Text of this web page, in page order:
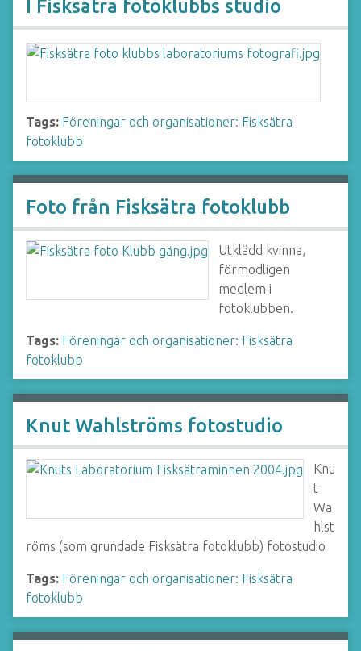
I Fisksätra fotoklubbs studio
Tags: Föreningar och organisationer: Fisksätra
fotoklubb
Foto från Fisksätra fotoklubb
Utklädd kvinna,
förmodligen
medlem i
fotoklubben.
Tags: Föreningar och organisationer: Fisksätra
fotoklubb
Knut Wahlströms fotostudio
Knu
t
Wa
hlst
röms (som grundade Fisksätra fotoklubb) fotostudio
Tags: Föreningar och organisationer: Fisksätra
fotoklubb